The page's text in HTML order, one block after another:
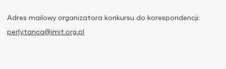
Adres mailowy organizatora konkursu do korespondencji:
perly.tanca@imit.org.pl